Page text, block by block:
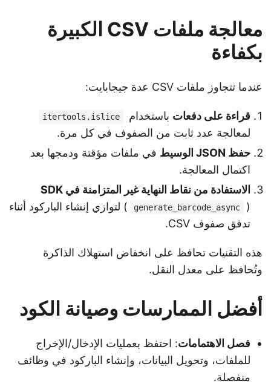
معالجة ملفات CSV الكبيرة
بكفاءة
عندما تتجاوز ملفات CSV عدة جيجابايت:
قراءة على دفعاتباستخدام itertools.islice
لمعالجة عدد ثابت من الصفوف في كل مرة.
حفظ JSON الوسيط
في ملفات مؤقتة ودمجها بعد
اكتمال المعالجة.
الاستفادة من نقاط النهاية غير المتزامنة في SDK
generate_barcode_async
) لتوازي إنشاء الباركود أثناء
تدفق صفوف CSV.
هذه التقنيات تحافظ على انخفاض استهلاك الذاكرة
وتُحافظ على معدل النقل.
أفضل الممارسات وصيانة الكود
فصل الاهتمامات: احتفظ بعمليات الإدخال/الإخراج
للملفات، وتحويل البيانات، وإنشاء الباركود في وظائف
منفصلة.